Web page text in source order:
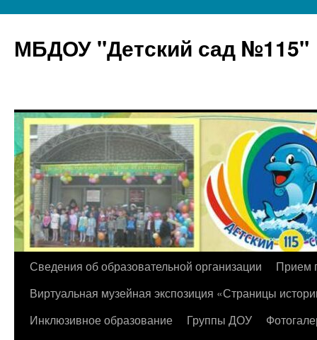
МБДОУ "Детский сад №115"
Перейти
содержимому
Сведения об образовательной организации
Прием
Виртуальная музейная экспозиция «Страницы
Инклюзивное образование
Группы ДОУ